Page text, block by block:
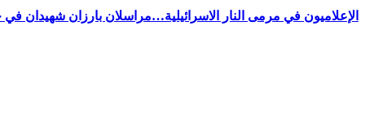
الإعلاميون في مرمى النار الاسرائيلية…مراسلان بارزان شهيدان